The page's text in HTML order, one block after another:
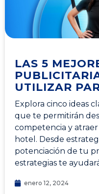
LAS 5
UTILIZAR
Explora cinco ideas
que te permitirán
competencia y
hotel. Desde
potenciación de tu
estrategias te
enero 12, 2024